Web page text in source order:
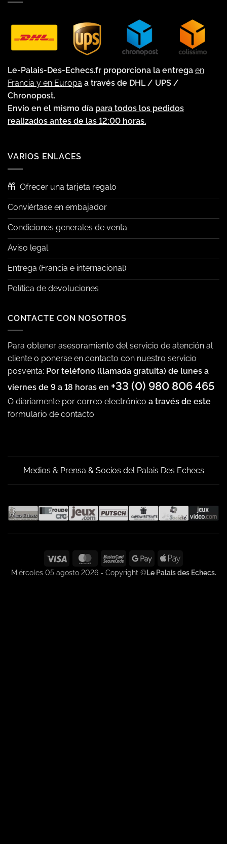
Le-Palais-Des-Echecs.fr proporciona la entrega en
Francia y en Europa a través de DHL / UPS /
Chronopost.
Envío en el mismo día para todos los pedidos
realizados antes de las 12:00 horas.
VARIOS ENLACES
Ofrecer una tarjeta regalo
Conviértase en embajador
Condiciones generales de venta
Aviso legal
Entrega (Francia e internacional)
Política de devoluciones
CONTACTE CON NOSOTROS
Para obtener asesoramiento del servicio de atención al
cliente o ponerse en contacto con nuestro servicio
posventa: Por teléfono (llamada gratuita) de lunes a
viernes de 9 a 18 horas en +33 (0) 980 806 465
O diariamente por correo electrónico a través de este
formulario de contacto
Medios & Prensa & Socios del Palais Des Echecs
Visa MasterCardMasterCard
2
Google
Pay
Apple
Pay
Miércoles 05 agosto 2026 - Copyright ©Le Palais des Echecs.